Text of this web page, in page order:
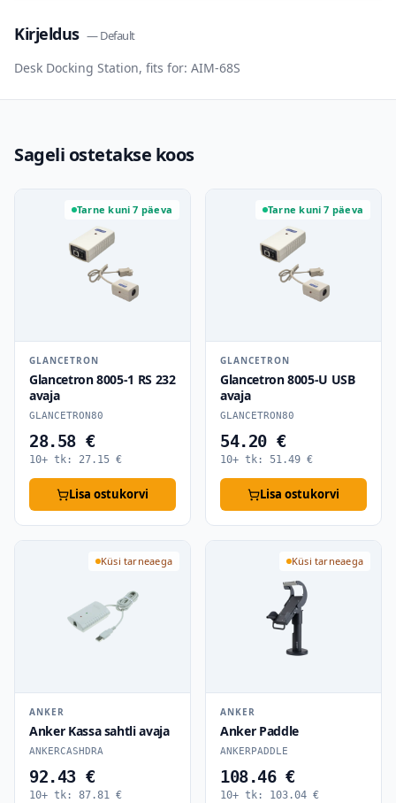
Kirjeldus —Default
Desk Docking Station, fits for: AIM-68S
Sageli ostetakse koos
Tarne kuni 7 päeva
GLANCETRON
Glancetron 8005-1 RS 232
avaja
GLANCETRON80
28.58 €
10+ tk: 27.15 €
Lisa ostukorvi
Tarne kuni 7 päeva
GLANCETRON
Glancetron 8005-U USB
avaja
GLANCETRON80
54.20 €
10+ tk: 51.49 €
Lisa ostukorvi
Küsi tarneaega
ANKER
Anker Kassa sahtli avaja
ANKERCASHDRA
92.43 €
10+ tk: 87.81 €
Küsi tarneaega
ANKER
Anker Paddle
ANKERPADDLE
108.46 €
10+ tk: 103.04 €